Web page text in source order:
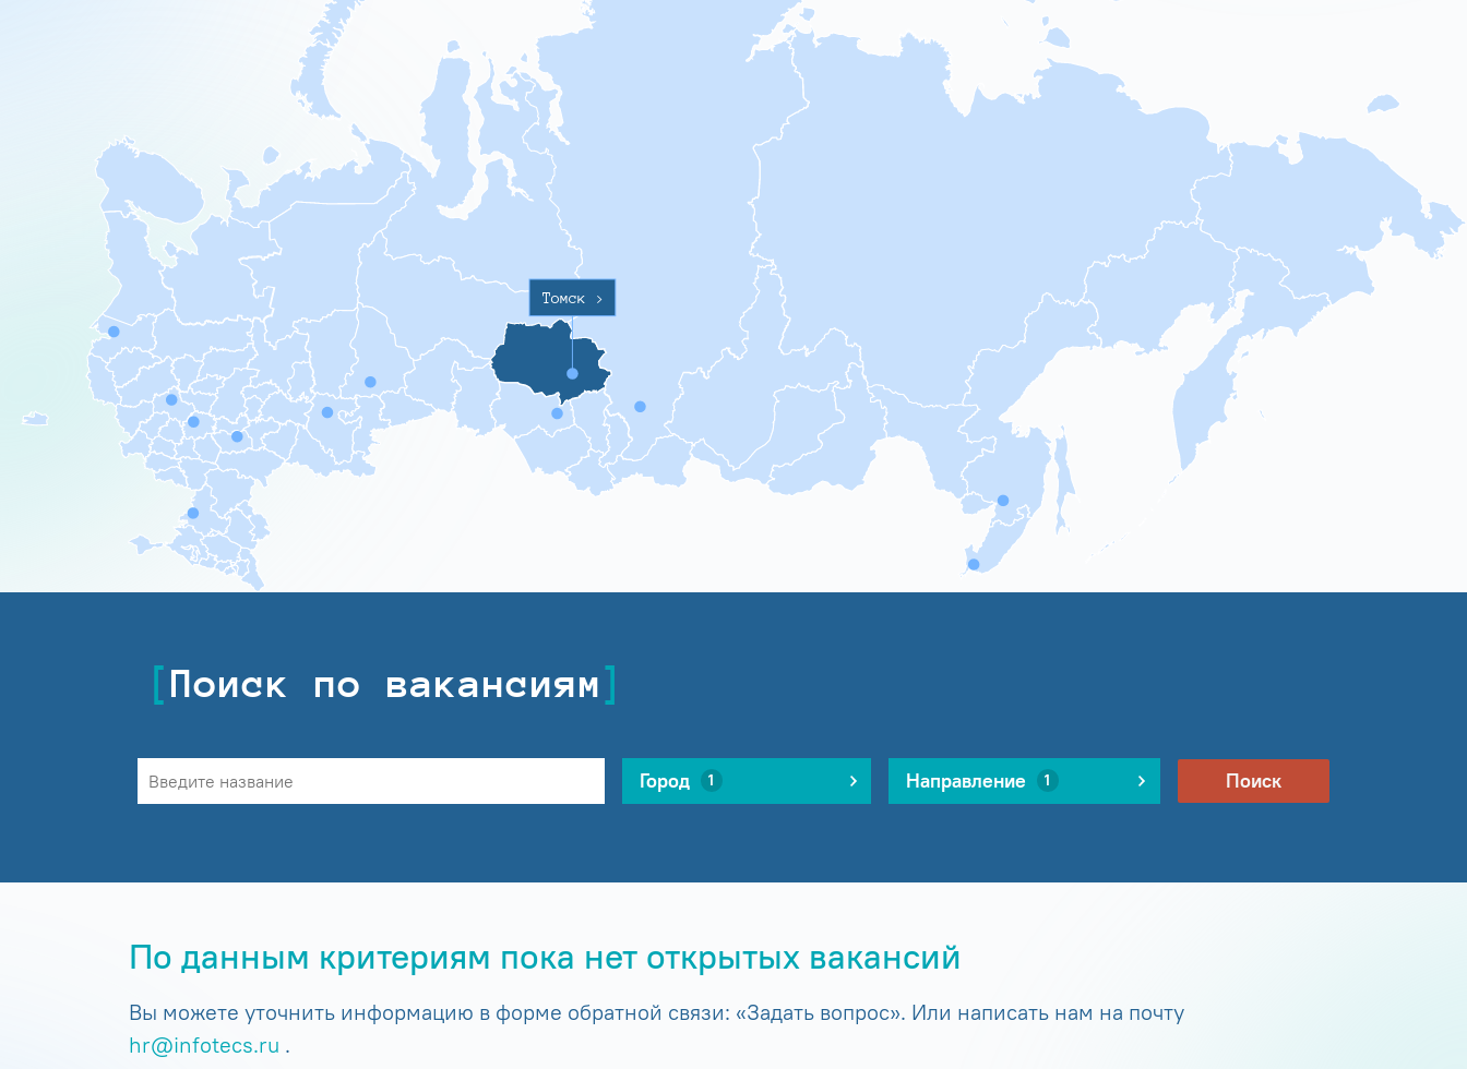
Томск >
Поиск по вакансиям
Город 1 Направление 1 Поиск
По данным критериям пока нет открытых вакансий
Вы можете уточнить информацию в форме обратной связи: «Задать вопрос». Или написать нам на почту
hr@infotecs.ru .